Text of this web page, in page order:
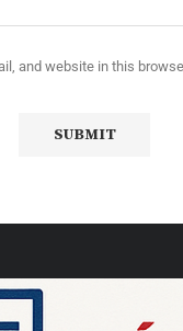
and website in this